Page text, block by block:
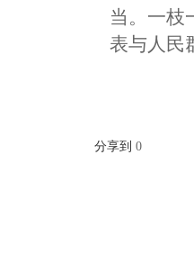
当。一枝
表与人民
分享到 0